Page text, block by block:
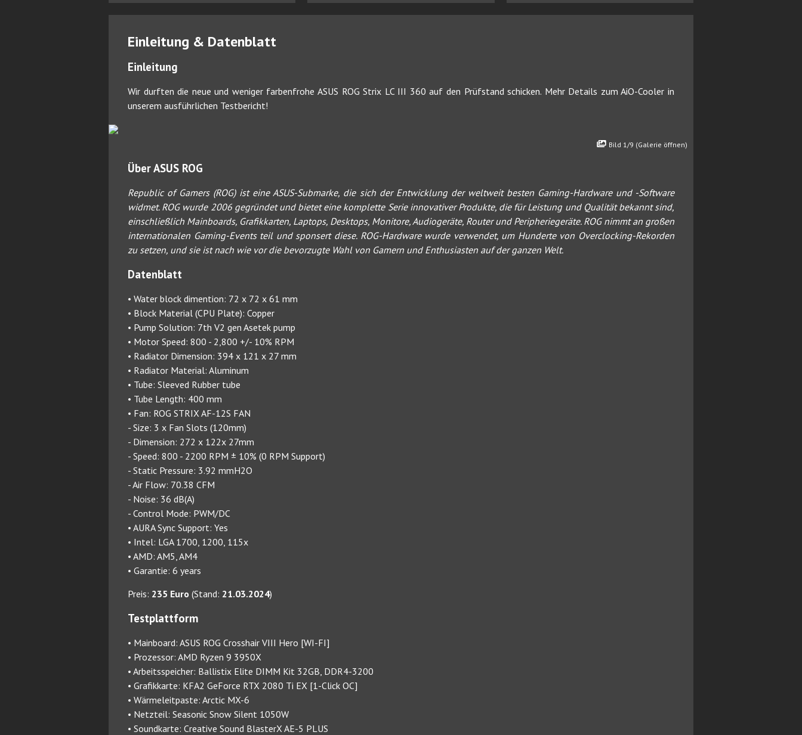
Einleitung & Datenblatt
Einleitung
Wir durften die neue und weniger farbenfrohe ASUS ROG Strix LC III 360 auf den Prüfstand schicken. Mehr Details zum AiO-Cooler in
unserem ausführlichen Testbericht!
Bild 1/9 (Galerie öffnen)
Über ASUS ROG
Republic of Gamers (ROG) ist eine ASUS-Submarke, die sich der Entwicklung der weltweit besten Gaming-Hardware und -Software
widmet. ROG wurde 2006 gegründet und bietet eine komplette Serie innovativer Produkte, die für Leistung und Qualität bekannt sind,
einschließlich Mainboards, Grafikkarten, Laptops, Desktops, Monitore, Audiogeräte, Router und Peripheriegeräte. ROG nimmt an großen
internationalen Gaming-Events teil und sponsert diese. ROG-Hardware wurde verwendet, um Hunderte von Overclocking-Rekorden
zu setzen, und sie ist nach wie vor die bevorzugte Wahl von Gamern und Enthusiasten auf der ganzen Welt.
Datenblatt
• Water block dimention: 72 x 72 x 61 mm
• Block Material (CPU Plate): Copper
• Pump Solution: 7th V2 gen Asetek pump
• Motor Speed: 800 - 2,800 +/- 10% RPM
• Radiator Dimension: 394 x 121 x 27 mm
• Radiator Material: Aluminum
• Tube: Sleeved Rubber tube
• Tube Length: 400 mm
• Fan: ROG STRIX AF-12S FAN
- Size: 3 x Fan Slots (120mm)
- Dimension: 272 x 122x 27mm
- Speed: 800 - 2200 RPM ± 10% (0 RPM Support)
- Static Pressure: 3.92 mmH2O
- Air Flow: 70.38 CFM
- Noise: 36 dB(A)
- Control Mode: PWM/DC
• AURA Sync Support: Yes
• Intel: LGA 1700, 1200, 115x
• AMD: AM5, AM4
• Garantie: 6 years
Preis: 235 Euro (Stand: 21.03.2024)
Testplattform
• Mainboard: ASUS ROG Crosshair VIII Hero [WI-FI]
• Prozessor: AMD Ryzen 9 3950X
• Arbeitsspeicher: Ballistix Elite DIMM Kit 32GB, DDR4-3200
• Grafikkarte: KFA2 GeForce RTX 2080 Ti EX [1-Click OC]
• Wärmeleitpaste: Arctic MX-6
• Netzteil: Seasonic Snow Silent 1050W
• Soundkarte: Creative Sound BlasterX AE-5 PLUS